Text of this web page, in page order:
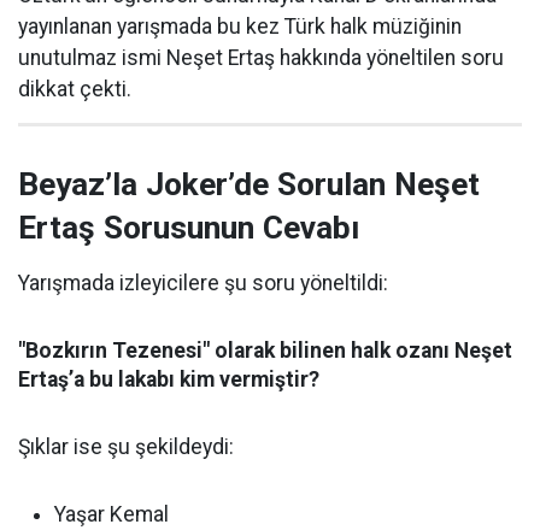
yayınlanan yarışmada bu kez Türk halk müziğinin
unutulmaz ismi Neşet Ertaş hakkında yöneltilen soru
dikkat çekti.
Beyaz’la Joker’de Sorulan Neşet
Ertaş Sorusunun Cevabı
Yarışmada izleyicilere şu soru yöneltildi:
"Bozkırın Tezenesi" olarak bilinen halk ozanı Neşet
Ertaş’a bu lakabı kim vermiştir?
Şıklar ise şu şekildeydi:
Yaşar Kemal